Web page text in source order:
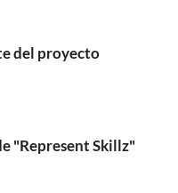
del proyecto
"Represent Skillz"